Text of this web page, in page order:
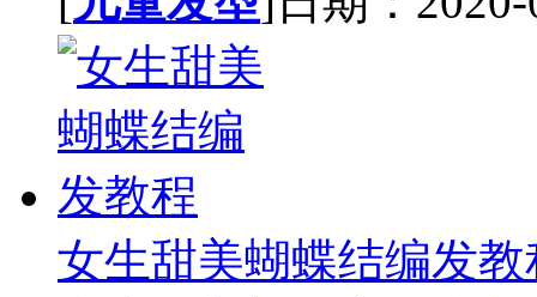
女生甜美蝴蝶结编发教